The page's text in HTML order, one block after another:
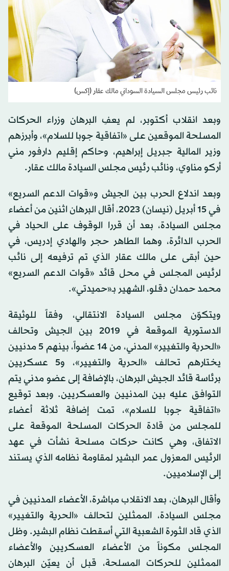
نائب رئيس مجلس السيادة السوداني مالك عقار (إكس)
وبعد انقلاب أكتوبر، لم يعفِ البرهان وزراء الحركات
المسلحة الموقعين على «اتفاقية جوبا للسلام»، وأبرزهم
وزير المالية جبريل إبراهيم، وحاكم إقليم دارفور مني
أركو مناوي، ونائب رئيس مجلس السيادة مالك عقار.
وبعد اندلاع الحرب بين الجيش و«قوات الدعم السريع»
في 15 أبريل (نيسان) 2023، أقال البرهان اثنين من أعضاء
مجلس السيادة، بعد أن قررا الوقوف على الحياد في
الحرب الدائرة، وهما الطاهر حجر والهادي إدريس، في
حين أبقى على مالك عقار الذي تم ترفيعه إلى نائب
لرئيس المجلس في محل قائد «قوات الدعم السريع»
محمد حمدان دقلو، الشهير بـ«حميدتي».
ويتكوّن مجلس السيادة الانتقالي، وفقاً للوثيقة
الدستورية الموقعة في 2019 بين الجيش وتحالف
«الحرية والتغيير» المدني، من 14 عضواً، بينهم 5 مدنيين
يختارهم تحالف «الحرية والتغيير»، و5 عسكريين
برئاسة قائد الجيش البرهان، بالإضافة إلى عضو مدني يتم
التوافق عليه بين المدنيين والعسكريين. وبعد توقيع
«اتفاقية جوبا للسلام»، تمت إضافة ثلاثة أعضاء
للمجلس من قادة الحركات المسلحة الموقعة على
الاتفاق، وهي كانت حركات مسلحة نشأت في عهد
الرئيس المعزول عمر البشير لمقاومة نظامه الذي يستند
إلى الإسلاميين.
وأقال البرهان، بعد الانقلاب مباشرة، الأعضاء المدنيين في
مجلس السيادة، الممثلين لتحالف «الحرية والتغيير»
الذي قاد الثورة الشعبية التي أسقطت نظام البشير. وظل
المجلس مكوناً من الأعضاء العسكريين والأعضاء
الممثلين للحركات المسلحة، قبل أن يعيّن البرهان